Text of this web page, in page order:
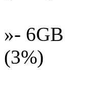
»- 6GB
(3%)